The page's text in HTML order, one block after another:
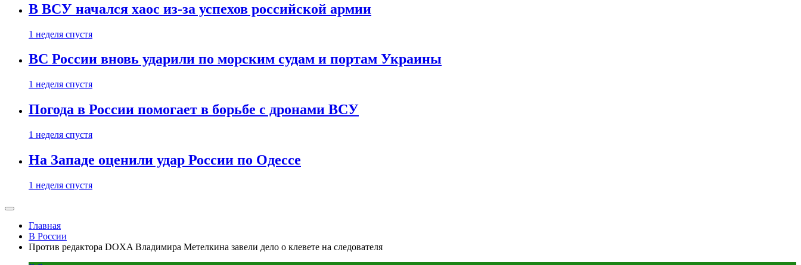
В ВСУ начался хаос из-за успехов российской армии
1 неделя спустя
ВС России вновь ударили по морским судам и портам Украины
1 неделя спустя
Погода в России помогает в борьбе с дронами ВСУ
1 неделя спустя
На Западе оценили удар России по Одессе
1 неделя спустя
Главная
В России
Против редактора DOXA Владимира Метелкина завели дело о клевете на следователя